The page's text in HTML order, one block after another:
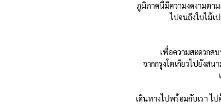
ภูมิภาคนี้มีความงดงามตา
ไปจนถึงใบไม้เ
เพื่อความสะดวกส
จากกรุงโตเกียวไปยังส
เดินทางไปพร้อมกับเรา